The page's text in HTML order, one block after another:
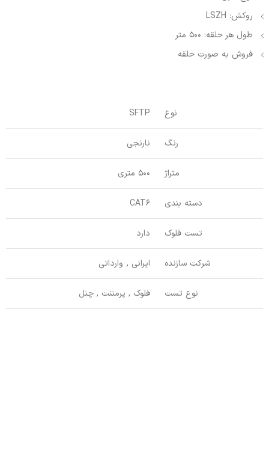
روکش: LSZH
طول هر حلقه: 500 متر
فروش به صورت حلقه
نوع SFTP
رنگ نارنجی
متراژ 500 متری
دسته بندی CAT6
تست فلوک دارد
شرکت سازنده ایرانی , وارداتی
نوع تست فلوک , پرمننت , چنل